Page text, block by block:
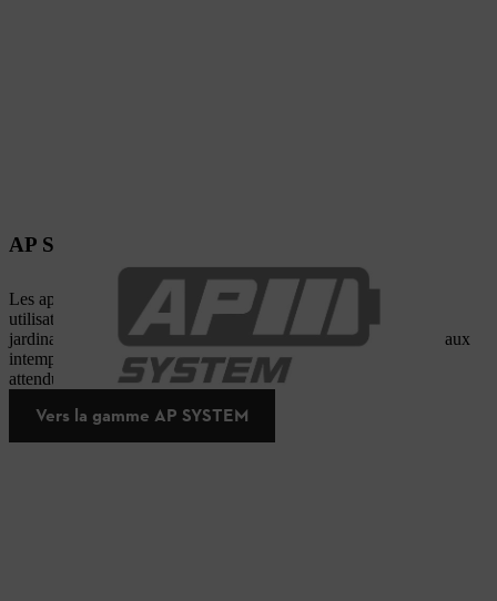
AP SYSTEM : outils à batterie professionnels
Les appareils à batterie AP SYSTEM sont conçus pour une
utilisation professionnelle dans l’aménagement paysager, le
jardinage et l’entretien des arbres. Ils sont conçus pour résister aux
intempéries et accomplir leurs tâches avec les performances
attendues par les professionnels.
Vers la gamme AP SYSTEM